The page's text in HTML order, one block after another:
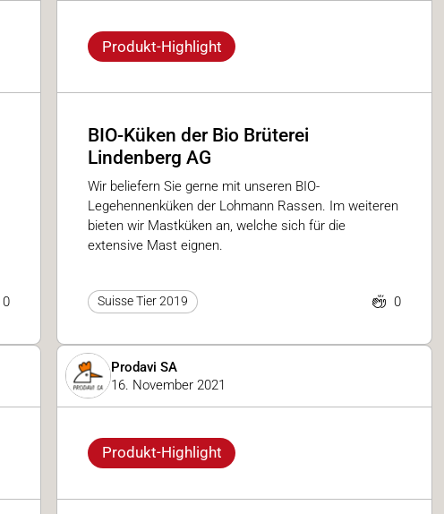
0
Produkt-Highlight
BIO-Küken der Bio Brüterei
Lindenberg AG
Wir beliefern Sie gerne mit unseren BIO-
Legehennenküken der Lohmann Rassen. Im weiteren
bieten wir Mastküken an, welche sich für die
extensive Mast eignen.
Suisse Tier 2019 0
Prodavi SA
16. November 2021
Produkt-Highlight